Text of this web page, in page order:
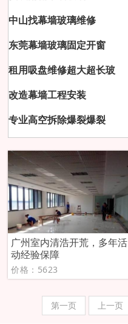
中山找幕墙玻璃维修
东莞幕墙玻璃固定开窗
租用吸盘维修超大超长玻
改造幕墙工程安装
专业高空拆除爆裂爆裂
广州室内清浩开荒，多年活
动经验保障
价格：5623
第一页 上一页